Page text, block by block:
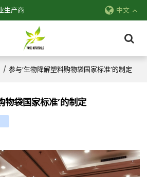
生产商 中文
/ 参与‘生物降解塑料购物袋国家标准’的制定
物袋国家标准’的制定